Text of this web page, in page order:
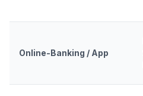
Online-Banking / App